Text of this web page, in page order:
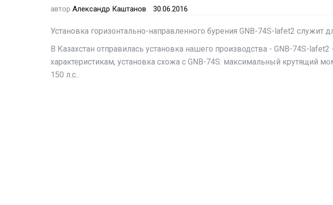
автор Александр Каштанов 30.06.2016
Установка горизонтально-направленного бурения GNB-74S-lafet2 служит
В Казахстан отправилась установка нашего производства - GNB-74S-
характеристикам, установка схожа с GNB-74S: максимальный крутящий
150 л.с..